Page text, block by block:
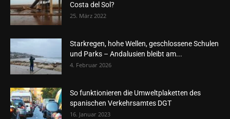
Costa del Sol?
25. März 2022
Starkregen, hohe Wellen, geschlossene Schulen
und Parks – Andalusien bleibt am...
4. Februar 2026
So funktionieren die Umweltplaketten des
spanischen Verkehrsamtes DGT
16. Januar 2023